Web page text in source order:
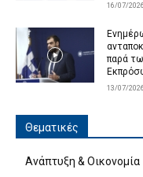
16/07/2026
παρά
13/07/2026
Θεματικές
Ανάπτυξη & Οικονομία